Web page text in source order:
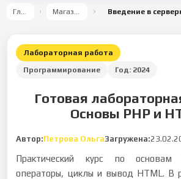
Главная Магазин работ
Лабораторная работа
Программирование
Год: 2024
Готовая
Основы PHP и
Автор:Петрова ОльгаЗагружена:
Практический курс по основам
операторы, циклы и вывод HTML. В